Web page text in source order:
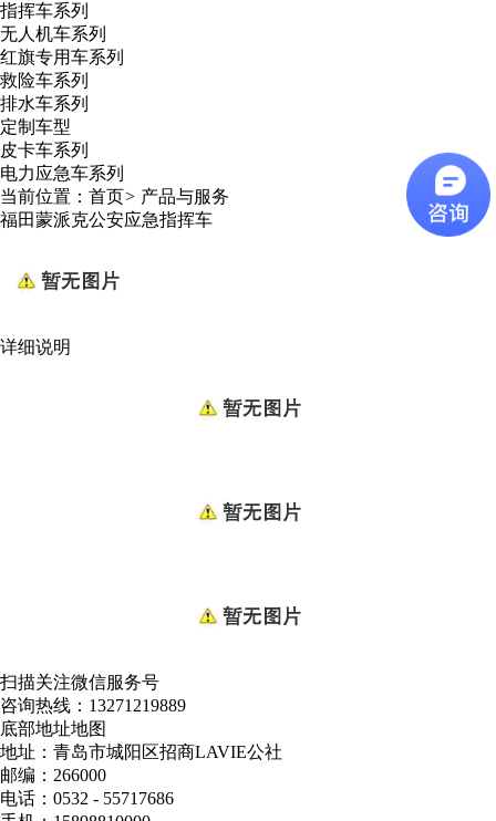
指挥车系列
无人机车系列
红旗专用车系列
救险车系列
排水车系列
定制车型
皮卡车系列
电力应急车系列
当前位置： 首页> 产品与服务
福田蒙派克公安应急指挥车
详细说明
扫描关注微信服务号
咨询热线： 13271219889
底部地址地图
地址：青岛市城阳区招商LAVIE公社
邮编：266000
电话：0532 - 55717686